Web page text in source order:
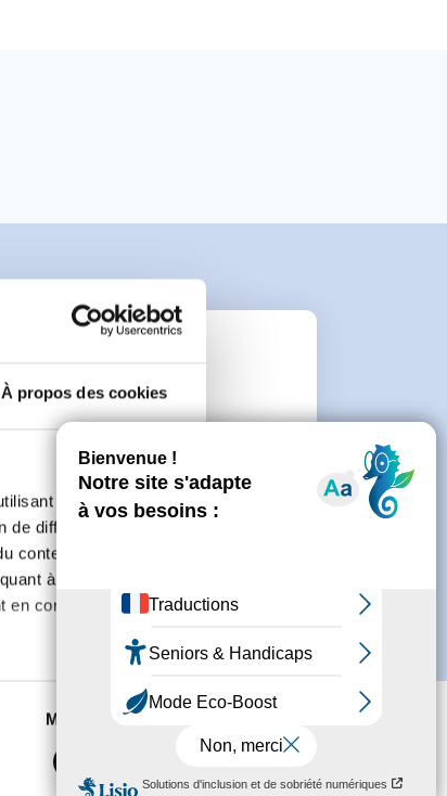
À propos des cookies
des
diffuser des
contenu, ainsi que de
à l'utilisation de
consultant la
mètres près
Marketing
ou de créer un compte.